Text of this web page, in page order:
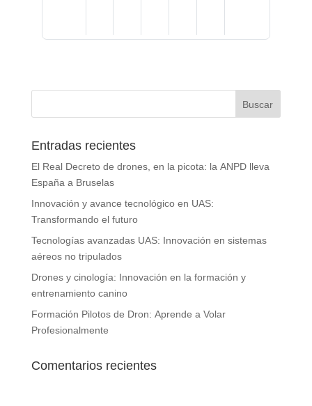
Entradas recientes
El Real Decreto de drones, en la picota: la ANPD lleva
España a Bruselas
Innovación y avance tecnológico en UAS:
Transformando el futuro
Tecnologías avanzadas UAS: Innovación en sistemas
aéreos no tripulados
Drones y cinología: Innovación en la formación y
entrenamiento canino
Formación Pilotos de Dron: Aprende a Volar
Profesionalmente
Comentarios recientes